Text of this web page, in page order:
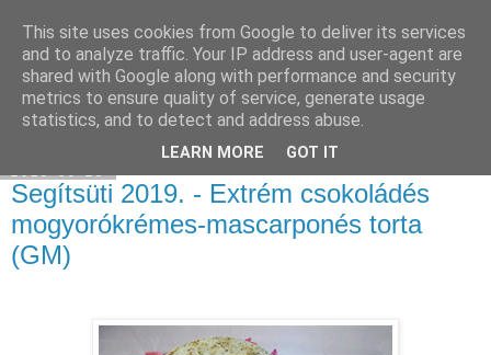
Select food
Segítsüti 2019. - Extrém csokoládés
mogyorókrémes-mascarponés torta
(GM)
This site uses cookies from Google to deliver its services
and to analyze traffic. Your IP address and user-agent are
shared with Google along with performance and security
metrics to ensure quality of service, generate usage
statistics, and to detect and address abuse.
LEARN MORE GOT IT